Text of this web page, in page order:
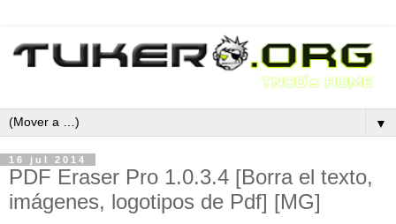
▼
16 jul 2014
PDF Eraser Pro 1.0.3.4 [Borra el texto,
imágenes, logotipos de Pdf] [MG]